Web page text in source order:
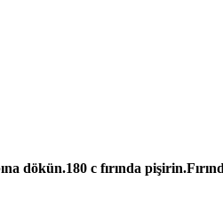
dökün.180 c fırında